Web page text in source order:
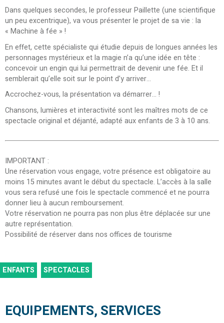
Dans quelques secondes, le professeur Paillette (une scientifique
un peu excentrique), va vous présenter le projet de sa vie : la
« Machine à fée » !
En effet, cette spécialiste qui étudie depuis de longues années les
personnages mystérieux et la magie n’a qu’une idée en tête :
concevoir un engin qui lui permettrait de devenir une fée. Et il
semblerait qu’elle soit sur le point d’y arriver…
Accrochez-vous, la présentation va démarrer… !
Chansons, lumières et interactivité sont les maîtres mots de ce
spectacle original et déjanté, adapté aux enfants de 3 à 10 ans.
IMPORTANT :
Une réservation vous engage, votre présence est obligatoire au
moins 15 minutes avant le début du spectacle. L’accès à la salle
vous sera refusé une fois le spectacle commencé et ne pourra
donner lieu à aucun remboursement.
Votre réservation ne pourra pas non plus être déplacée sur une
autre représentation.
Possibilité de réserver dans nos offices de tourisme
ENFANTS SPECTACLES
EQUIPEMENTS, SERVICES